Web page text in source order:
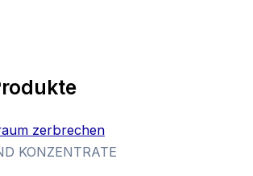
KONZENTRATE